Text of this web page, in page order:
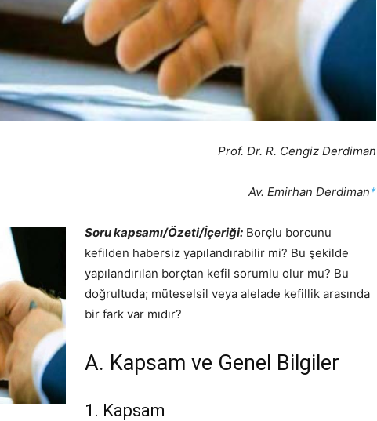
Prof. Dr. R. Cengiz Derdiman
Derdiman*
Soru kapsamı/Özeti/İçeriği: Borçlu borcunu
kefilden habersiz yapılandırabilir mi? Bu şekilde
yapılandırılan borçtan kefil sorumlu olur mu? Bu
doğrultuda; müteselsil veya alelade kefillik arasında
bir fark var mıdır?
A. Kapsam ve Genel Bilgiler
1. Kapsam